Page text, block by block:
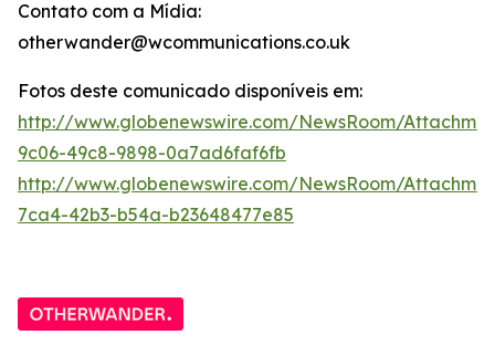
Contato com a Mídia:
otherwander@wcommunications.co.uk
Fotos deste comunicado disponíveis em:
http://www.globenewswire.com/NewsRoom/
9c06-49c8-9898-0a7ad6faf6fb
http://www.globenewswire.com/NewsRoom/
7ca4-42b3-b54a-b23648477e85